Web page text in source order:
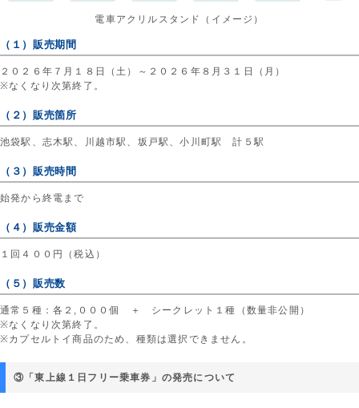
電車アクリルスタンド（イメージ）
（１）販売期間
２０２６年７月１８日（土）～２０２６年８月３１日（月）
※なくなり次第終了。
（２）販売箇所
池袋駅、志木駅、川越市駅、坂戸駅、小川町駅 計５駅
（３）販売時間
始発から終電まで
（４）販売金額
１回４００円（税込）
（５）販売数
通常５種：各２,０００個 ＋ シークレット１種（数量非公開）
※なくなり次第終了。
※カプセルトイ商品のため、種類は選択できません。
③「東上線１日フリー乗車券」の発売について